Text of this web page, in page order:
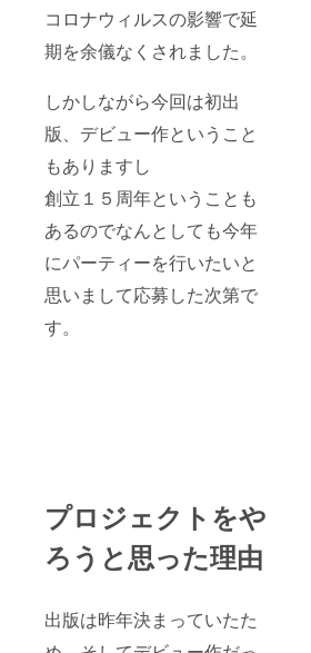
コロナウィルスの影響で延
期を余儀なくされました。
しかしながら今回は初出
版、デビュー作ということ
もありますし
創立１５周年ということも
あるのでなんとしても今年
にパーティーを行いたいと
思いまして応募した次第で
す。
プロジェクトをや
ろうと思った理由
出版は昨年決まっていたた